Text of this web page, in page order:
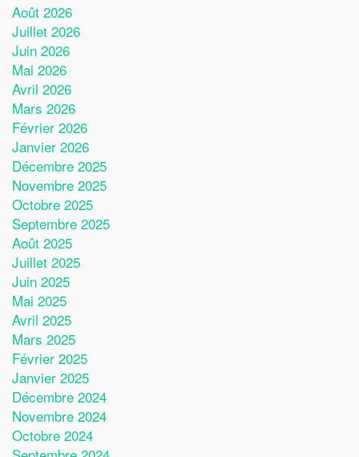
Août 2026
Juillet 2026
Juin 2026
Mai 2026
Avril 2026
Mars 2026
Février 2026
Janvier 2026
Décembre 2025
Novembre 2025
Octobre 2025
Septembre 2025
Août 2025
Juillet 2025
Juin 2025
Mai 2025
Avril 2025
Mars 2025
Février 2025
Janvier 2025
Décembre 2024
Novembre 2024
Octobre 2024